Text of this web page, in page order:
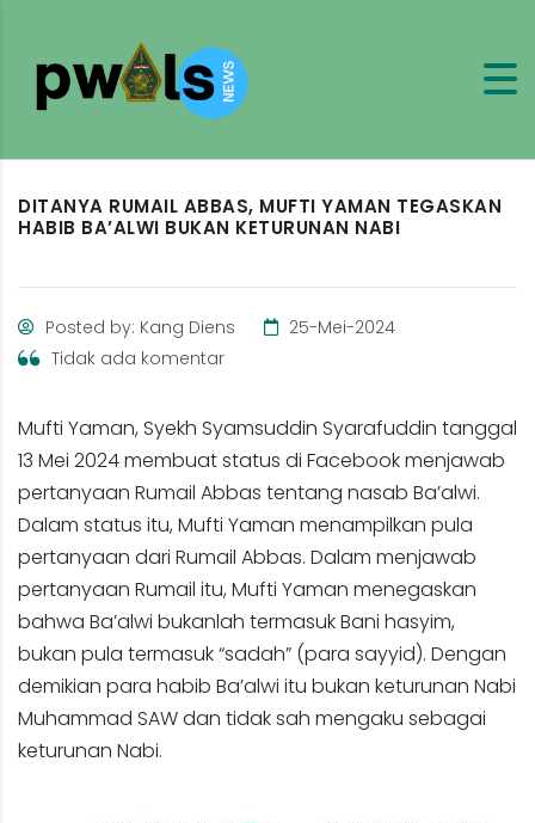
DITANYA RUMAIL ABBAS, MUFTI YAMAN TEGASKAN
HABIB BA’ALWI BUKAN KETURUNAN NABI
Posted by: Kang Diens
25-Mei-2024
Tidak ada komentar
Mufti Yaman, Syekh Syamsuddin Syarafuddin tanggal
13 Mei 2024 membuat status di Facebook menjawab
pertanyaan Rumail Abbas tentang nasab Ba’alwi.
Dalam status itu, Mufti Yaman menampilkan pula
pertanyaan dari Rumail Abbas. Dalam menjawab
pertanyaan Rumail itu, Mufti Yaman menegaskan
bahwa Ba’alwi bukanlah termasuk Bani hasyim,
bukan pula termasuk “sadah” (para sayyid). Dengan
demikian para habib Ba’alwi itu bukan keturunan Nabi
Muhammad SAW dan tidak sah mengaku sebagai
keturunan Nabi.